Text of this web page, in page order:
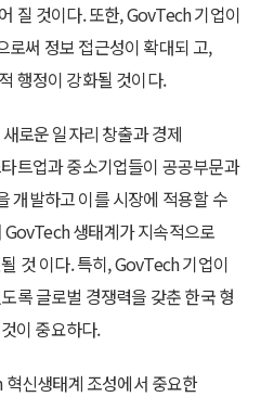
질 것이다. 또한, GovTech 기업이
써 정보 접근성이 확대되 고,
행정이 강화될 것이다.
로운 일자리 창출과 경제
트업과 중소기업들이 공공부문과
개발하고 이를 시장에 적용할 수
생태계가 지속적으로
것 이다. 특히, GovTech 기업이
록 글로벌 경쟁력을 갖춘 한국 형
이 중요하다.
신생태계 조성에서 중요한